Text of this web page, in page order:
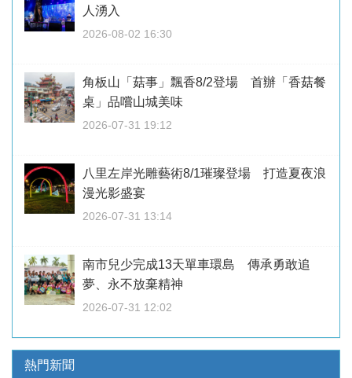
人湧入
2026-08-02 16:30
角板山「菇事」飄香8/2登場 首辦「香菇餐
桌」品嚐山城美味
2026-07-31 19:12
八里左岸光雕藝術8/1璀璨登場 打造夏夜浪
漫光影盛宴
2026-07-31 13:14
南市兒少完成13天單車環島 傳承勇敢追
夢、永不放棄精神
2026-07-31 12:02
熱門新聞